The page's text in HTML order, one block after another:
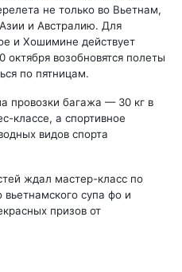
не только во Вьетнам,
и Австралию. Для
и Хошимине действует
возобновятся полеты
по пятницам.
провозки багажа — 30 кг в
классе, а спортивное
видов спорта
ждал мастер-класс по
супа фо и
призов от